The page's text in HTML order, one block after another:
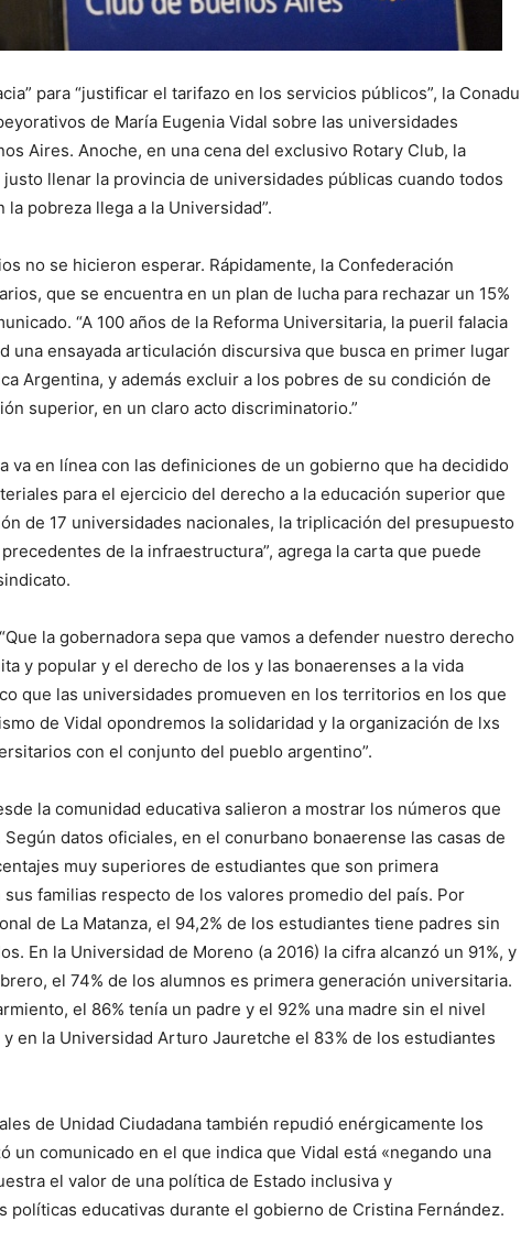
para “justificar el tarifazo en los servicios públicos”, la Conadu
de María Eugenia Vidal sobre las universidades
Aires. Anoche, en una cena del exclusivo Rotary Club, la
llenar la provincia de universidades públicas cuando todos
pobreza llega a la Universidad”.
no se hicieron esperar. Rápidamente, la Confederación
que se encuentra en un plan de lucha para rechazar un 15%
“A 100 años de la Reforma Universitaria, la pueril falacia
una ensayada articulación discursiva que busca en primer lugar
Argentina, y además excluir a los pobres de su condición de
superior, en un claro acto discriminatorio.”
va en línea con las definiciones de un gobierno que ha decidido
para el ejercicio del derecho a la educación superior que
de 17 universidades nacionales, la triplicación del presupuesto
de la infraestructura”, agrega la carta que puede
la gobernadora sepa que vamos a defender nuestro derecho
y popular y el derecho de los y las bonaerenses a la vida
que las universidades promueven en los territorios en los que
de Vidal opondremos la solidaridad y la organización de lxs
con el conjunto del pueblo argentino”.
la comunidad educativa salieron a mostrar los números que
datos oficiales, en el conurbano bonaerense las casas de
muy superiores de estudiantes que son primera
familias respecto de los valores promedio del país. Por
de La Matanza, el 94,2% de los estudiantes tiene padres sin
En la Universidad de Moreno (a 2016) la cifra alcanzó un 91%, y
el 74% de los alumnos es primera generación universitaria.
el 86% tenía un padre y el 92% una madre sin el nivel
en la Universidad Arturo Jauretche el 83% de los estudiantes
de Unidad Ciudadana también repudió enérgicamente los
un comunicado en el que indica que Vidal está «negando una
el valor de una política de Estado inclusiva y
políticas educativas durante el gobierno de Cristina Fernández.